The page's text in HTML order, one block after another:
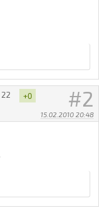
2
15.02.2010 20:48
22 +0